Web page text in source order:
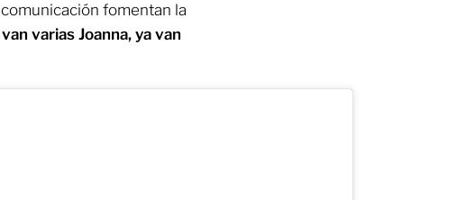
fomentan la
varias Joanna, ya van